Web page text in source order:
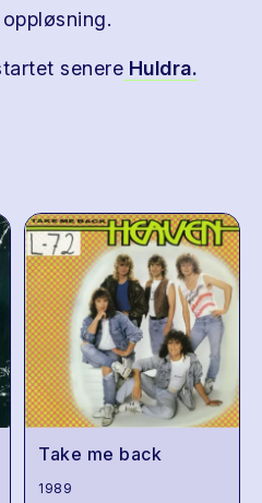
senere Huldra.
Take me back
1989